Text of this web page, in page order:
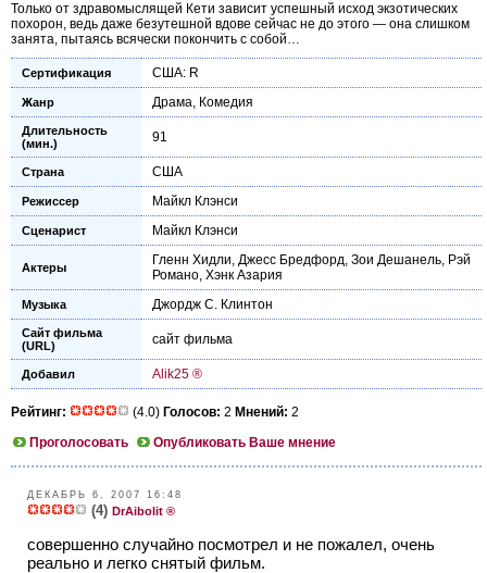
Только от здравомыслящей Кети зависит успешный исход экзотических
похорон, ведь даже безутешной вдове сейчас не до этого — она слишком
занята, пытаясь всячески покончить с собой…
Сертификация США: R
Жанр Драма, Комедия
Длительность
(мин.)
91
Страна США
Режиссер Майкл Клэнси
Сценарист Майкл Клэнси
Актеры Гленн Хидли, Джесс Бредфорд, Зои Дешанель, Рэй
Романо, Хэнк Азария
Музыка Джордж С. Клинтон
Сайт фильма
(URL)
сайт фильма
Добавил Alik25 ®
Рейтинг: (4.0) Голосов: 2 Мнений: 2
Проголосовать
Опубликовать Ваше мнение
ДЕКАБРЬ 6, 2007 16:48
(4) DrAibolit ®
совершенно случайно посмотрел и не пожалел, очень
реально и легко снятый фильм.